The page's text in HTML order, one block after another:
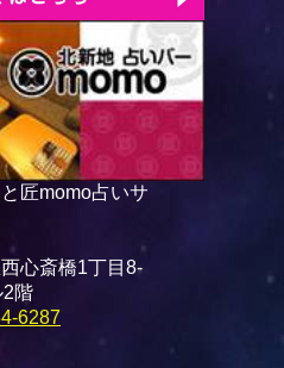
匠momo占いサ
心斎橋1丁目8-
階
6287